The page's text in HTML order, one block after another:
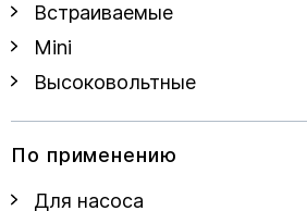
Встраиваемые
Mini
Высоковольтные
По применению
Для насоса